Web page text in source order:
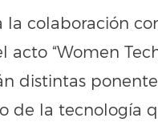
la colaboración
“Women
distintas
de la tecnología